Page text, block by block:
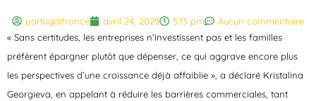
portugalfrance avril 24, 2025 5:13 pm
Aucun commentaire
« Sans certitudes, les entreprises n’investissent pas et les familles
préfèrent épargner plutôt que dépenser, ce qui aggrave encore plus
les perspectives d’une croissance déjà affaiblie », a déclaré Kristalina
Georgieva, en appelant à réduire les barrières commerciales, tant